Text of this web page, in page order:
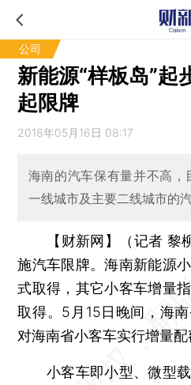
公司
新能源“样板岛”起
起限牌
2018年05月16日 08:17
海南的汽车保有量并不高，
一线城市及主要二线城市的
【财新网】（记者 黎
施汽车限牌。海南新能源
式取得，其它小客车增量
取得。5月15日晚间，海
对海南省小客车实行增量配
小客车即小型、微型载